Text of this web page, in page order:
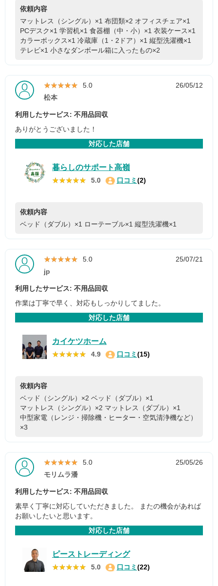
依頼内容
マットレス（シングル）×1 布団類×2 オフィスチェア×1
PCデスク×1 学習机×1 食器棚（中・小）×1 衣装ケース×1
カラーボックス×1 冷蔵庫（1・2ドア）×1 縦型洗濯機×1
テレビ×1 小さなダンボール箱に入ったもの×2
★★★★★
★★★★★ 5.0
26/05/12
松本
利用したサービス: 不用品回収
ありがとうございました！
対応した店舗
暮らしのサポート高嶺
★★★★★
★★★★★ 5.0 口コミ (2)
依頼内容
ベッド（ダブル）×1 ローテーブル×1 縦型洗濯機×1
★★★★★
★★★★★ 5.0
25/07/21
jp
利用したサービス: 不用品回収
作業は丁寧で早く、対応もしっかりしてました。
対応した店舗
カイケツホーム
★★★★★
★★★★★ 4.9 口コミ (15)
依頼内容
ベッド（シングル）×2 ベッド（ダブル）×1
マットレス（シングル）×2 マットレス（ダブル）×1
中型家電（レンジ・掃除機・ヒーター・空気清浄機など）
×3
★★★★★
★★★★★ 5.0
25/05/26
モリムラ潘
利用したサービス: 不用品回収
素早く丁寧に対応していただきました。 またの機会があれば
お願いしたいと思います。
対応した店舗
ピーストレーディング
★★★★★
★★★★★ 5.0 口コミ (22)